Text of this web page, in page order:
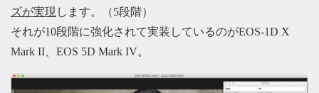
ズが実現 します。（5段階）
それが10段階に強化されて実装しているのがEOS-1D X
Mark II、EOS 5D Mark IV。